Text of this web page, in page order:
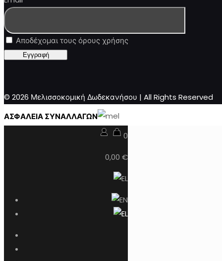
Αποδέχομαι τους όρους χρήσης
© 2026 Μελισσοκομική Δωδεκανήσου | All Rights Reserved
ΑΣΦΑΛΕΙΑ ΣΥΝΑΛΛΑΓΩΝ
0
0,00 €